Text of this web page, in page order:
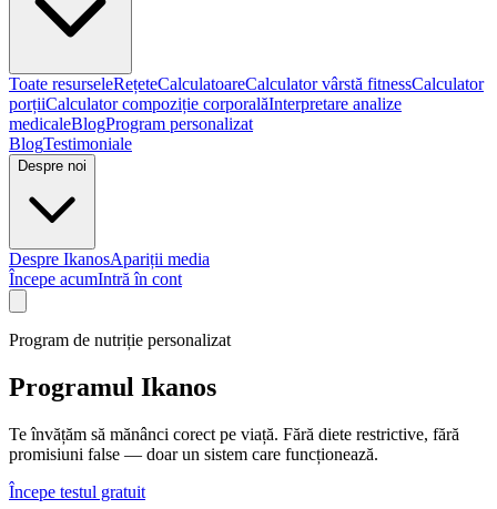
Toate resurseleRețeteCalculatoareCalculator vârstă fitnessCalculator
porțiiCalculator compoziție corporalăInterpretare analize
medicaleBlogProgram personalizat
BlogTestimoniale
Despre noi
Despre IkanosApariții media
Începe acumIntră în cont
Program de nutriție personalizat
Programul Ikanos
Te învățăm să mănânci corect pe viață. Fără diete restrictive, fără
promisiuni false — doar un sistem care funcționează.
Începe testul gratuit